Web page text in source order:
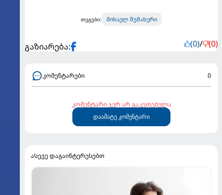
თეგები: მიხაელ შუმახერი
გაზიარება: (0)/ (0)
კომენტარები 0
კომენტარი ჯერ არ გაკეთებულა
დაამატე კომენტარი
ასევე დაგაინტერესებთ